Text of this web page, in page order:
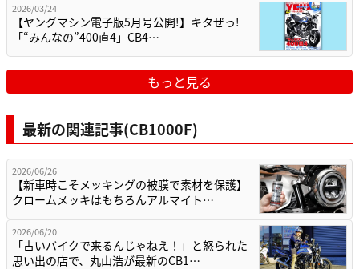
2026/03/24
【ヤングマシン電子版5月号公開!】キタぜっ!
「“みんなの”400直4」CB4…
もっと見る
最新の関連記事(CB1000F)
2026/06/26
【新車時こそメッキングの被膜で素材を保護】
クロームメッキはもちろんアルマイト…
2026/06/20
「古いバイクで来るんじゃねえ！」と怒られた
思い出の店で、丸山浩が最新のCB1…